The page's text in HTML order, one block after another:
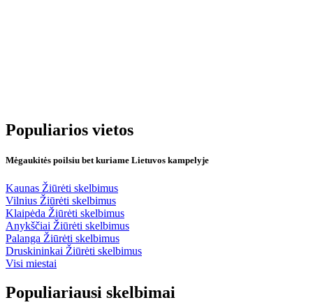
Populiarios vietos
Mėgaukitės poilsiu bet kuriame Lietuvos kampelyje
Kaunas Žiūrėti skelbimus
Vilnius Žiūrėti skelbimus
Klaipėda Žiūrėti skelbimus
Anykščiai Žiūrėti skelbimus
Palanga Žiūrėti skelbimus
Druskininkai Žiūrėti skelbimus
Visi miestai
Populiariausi skelbimai